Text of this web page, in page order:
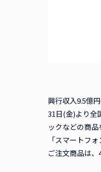
興行収入9.5億
31日(金)より全
ックなどの商
「スマートフ
ご注文商品は